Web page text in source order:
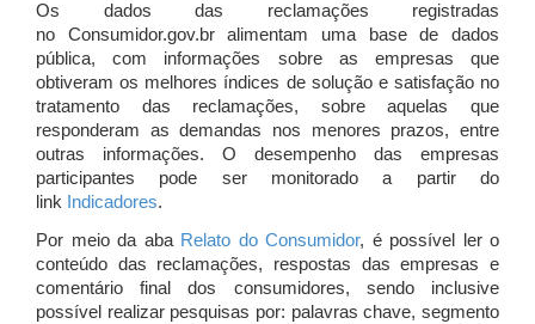
Os dados das reclamações registradas
no Consumidor.gov.br alimentam uma base de dados
pública, com informações sobre as empresas que
obtiveram os melhores índices de solução e satisfação no
tratamento das reclamações, sobre aquelas que
responderam as demandas nos menores prazos, entre
outras informações. O desempenho das empresas
participantes pode ser monitorado a partir do
link Indicadores.
Por meio da aba Relato do Consumidor, é possível ler o
conteúdo das reclamações, respostas das empresas e
comentário final dos consumidores, sendo inclusive
possível realizar pesquisas por: palavras chave, segmento